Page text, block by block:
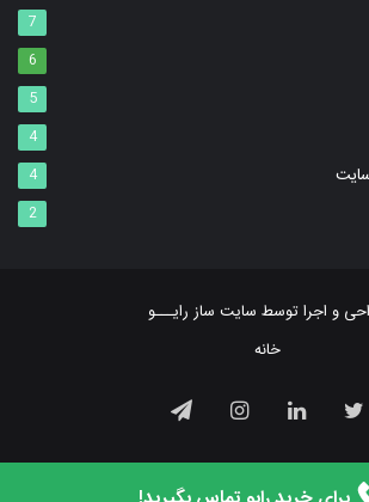
7
6
5
4
4
2
و اجرا توسط ‌سایت ساز رایـــو
خانه
توییتر لینکداین اینستاگرام